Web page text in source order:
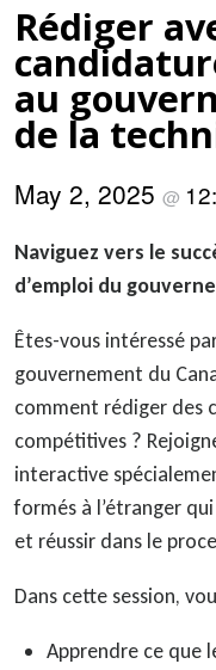
Rédiger
au
de la
May 2, 2025 @
Naviguez vers le
d’emploi du
Êtes-vous intéressé
gouvernement du
comment rédiger des
compétitives ?
interactive
formés à l’étranger
et réussir dans le
Dans cette session,
Apprendre ce que